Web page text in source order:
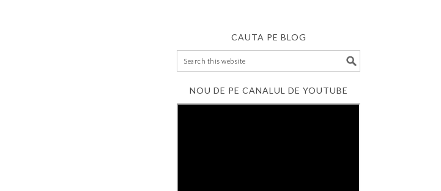
CAUTA PE BLOG
NOU DE PE CANALUL DE YOUTUBE